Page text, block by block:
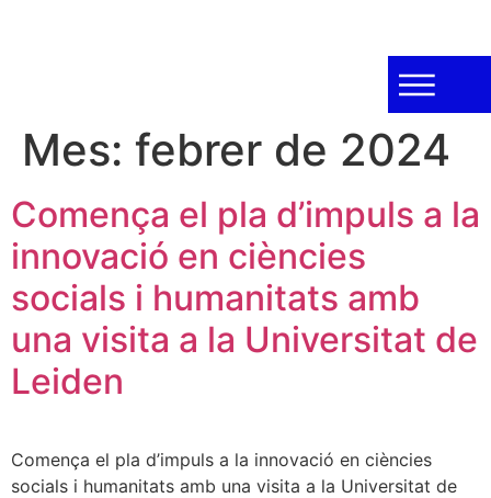
Mes: febrer de 2024
Comença el pla d’impuls a la
innovació en ciències
socials i humanitats amb
una visita a la Universitat de
Leiden
Comença el pla d’impuls a la innovació en ciències
socials i humanitats amb una visita a la Universitat de